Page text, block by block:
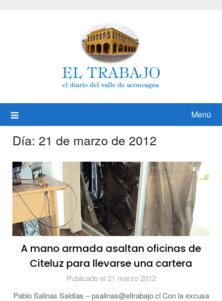
Menú
Día: 21 de marzo de 2012
A mano armada asaltan oficinas de
Citeluz para llevarse una cartera
Publicado el 21 marzo 2012
Pablo Salinas Saldías – psalinas@eltrabajo.cl Con la excusa